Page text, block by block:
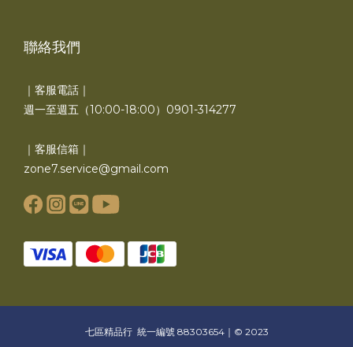
聯絡我們
｜客服電話｜
週一至週五（10:00-18:00）0901-314277
｜客服信箱｜
zone7.service@gmail.com
七區精品行 統一編號 88303654｜© 2023